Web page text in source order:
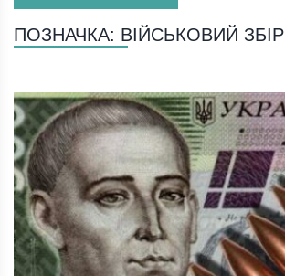
ПОЗНАЧКА: ВІЙСЬКОВИЙ ЗБІР